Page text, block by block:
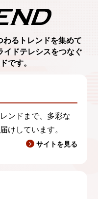
わるトレンドを集めて
イドテレシスをつなぐ
です。
ンドまで、多彩な
けしています。
サイトを見る